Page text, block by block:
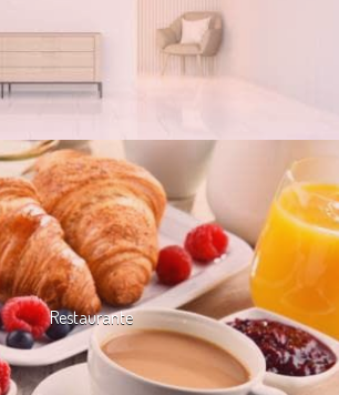
Restaurante